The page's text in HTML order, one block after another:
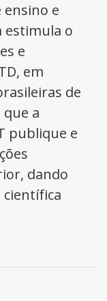
e
estimula o
e
em
de
a
publique e
dando
científica